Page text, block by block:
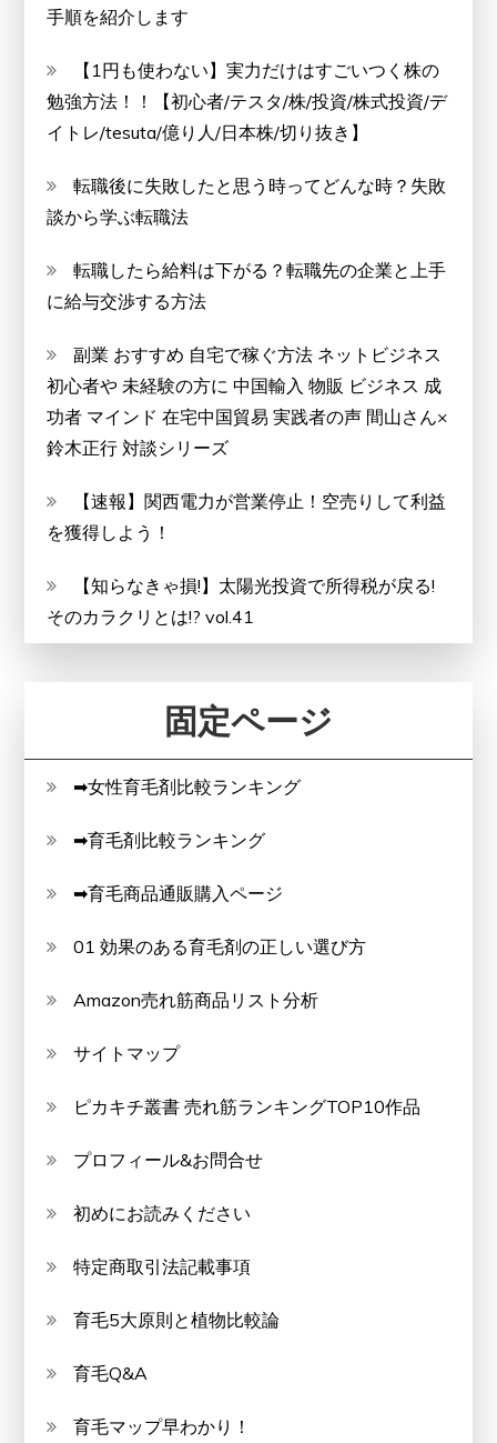
手順を紹介します
【1円も使わない】実力だけはすごいつく株の
勉強方法！！【初心者/テスタ/株/投資/株式投資/デ
イトレ/tesuta/億り人/日本株/切り抜き】
転職後に失敗したと思う時ってどんな時？失敗
談から学ぶ転職法
転職したら給料は下がる？転職先の企業と上手
に給与交渉する方法
副業 おすすめ 自宅で稼ぐ方法 ネットビジネス
初心者や 未経験の方に 中国輸入 物販 ビジネス 成
功者 マインド 在宅中国貿易 実践者の声 間山さん×
鈴木正行 対談シリーズ
【速報】関西電力が営業停止！空売りして利益
を獲得しよう！
【知らなきゃ損!】太陽光投資で所得税が戻る!
そのカラクリとは!? vol.41
固定ページ
➡女性育毛剤比較ランキング
➡育毛剤比較ランキング
➡育毛商品通販購入ページ
01 効果のある育毛剤の正しい選び方
Amazon売れ筋商品リスト分析
サイトマップ
ピカキチ叢書 売れ筋ランキングTOP10作品
プロフィール&お問合せ
初めにお読みください
特定商取引法記載事項
育毛5大原則と植物比較論
育毛Q&A
育毛マップ早わかり！